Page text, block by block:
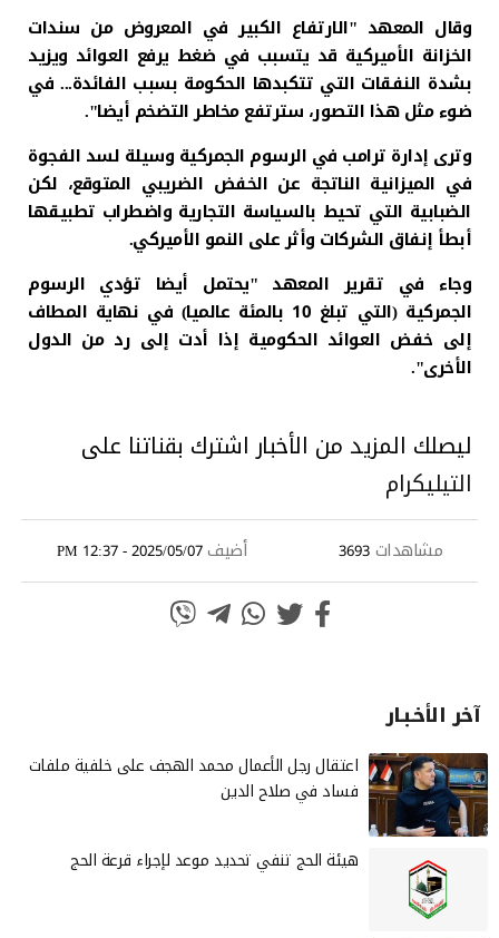
وقال المعهد "الارتفاع الكبير في المعروض من سندات
الخزانة الأميركية قد يتسبب في ضغط يرفع العوائد ويزيد
بشدة النفقات التي تتكبدها الحكومة بسبب الفائدة... في
ضوء مثل هذا التصور، سترتفع مخاطر التضخم أيضا".
وترى إدارة ترامب في الرسوم الجمركية وسيلة لسد الفجوة
في الميزانية الناتجة عن الخفض الضريبي المتوقع، لكن
الضبابية التي تحيط بالسياسة التجارية واضطراب تطبيقها
أبطأ إنفاق الشركات وأثر على النمو الأميركي.
وجاء في تقرير المعهد "يحتمل أيضا تؤدي الرسوم
الجمركية (التي تبلغ 10 بالمئة عالميا) في نهاية المطاف
إلى خفض العوائد الحكومية إذا أدت إلى رد من الدول
الأخرى".
ليصلك المزيد من الأخبار اشترك بقناتنا على
التيليكرام
مشاهدات 3693 أضيف2025/05/07 - 12:37 PM
آخر الأخـبـار
‏اعتقال رجل الأعمال محمد الهجف على خلفية ملفات
فساد في صلاح الدين
هيئة الحج تنفي تحديد موعد لإجراء قرعة الحج